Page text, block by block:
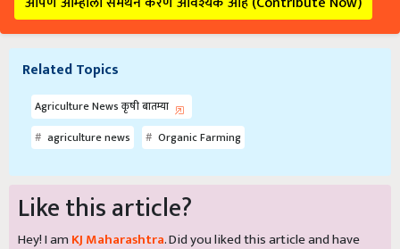
Related Topics
Agriculture News कृषी बातम्या
agriculture news
Organic Farming
Like this article?
Hey! I am KJ Maharashtra. Did you liked this article and have